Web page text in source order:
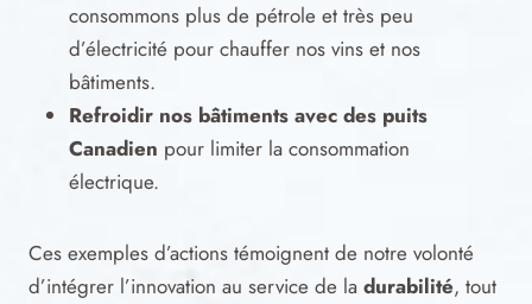
consommons plus de pétrole et très peu
d’électricité pour chauffer nos vins et nos
bâtiments.
Refroidir nos bâtiments avec des puits
Canadien pour limiter la consommation
électrique.
Ces exemples d’actions témoignent de notre volonté
d’intégrer l’innovation au service de la durabilité, tout